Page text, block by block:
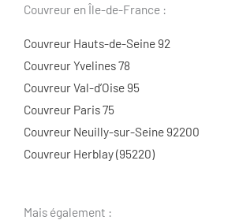
Couvreur en Île-de-France :
Couvreur Hauts-de-Seine 92
Couvreur Yvelines 78
Couvreur Val-d’Oise 95
Couvreur Paris 75
Couvreur Neuilly-sur-Seine 92200
Couvreur Herblay (95220)
Mais également :